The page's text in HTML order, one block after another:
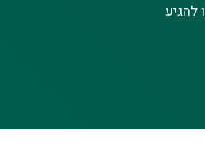
להגיע